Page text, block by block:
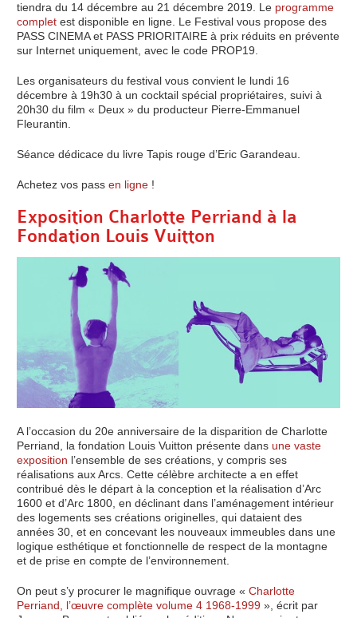
tiendra du 14 décembre au 21 décembre 2019. Le programme
complet est disponible en ligne. Le Festival vous propose des
PASS CINEMA et PASS PRIORITAIRE à prix réduits en prévente
sur Internet uniquement, avec le code PROP19.
Les organisateurs du festival vous convient le lundi 16
décembre à 19h30 à un cocktail spécial propriétaires, suivi à
20h30 du film « Deux » du producteur Pierre-Emmanuel
Fleurantin.
Séance dédicace du livre Tapis rouge d’Eric Garandeau.
Achetez vos passen ligne !
Exposition Charlotte Perriand à la
Fondation Louis Vuitton
A l’occasion du 20e anniversaire de la disparition de Charlotte
Perriand, la fondation Louis Vuitton présente dans une vaste
exposition l’ensemble de ses créations, y compris ses
réalisations aux Arcs. Cette célèbre architecte a en effet
contribué dès le départ à la conception et la réalisation d’Arc
1600 et d’Arc 1800, en déclinant dans l’aménagement intérieur
des logements ses créations originelles, qui dataient des
années 30, et en concevant les nouveaux immeubles dans une
logique esthétique et fonctionnelle de respect de la montagne
et de prise en compte de l’environnement.
On peut s’y procurer le magnifique ouvrage «Charlotte
Perriand, l’œuvre complète volume 4 1968-1999 », écrit par